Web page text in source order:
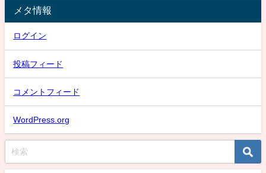
メタ情報
ログイン
投稿フィード
コメントフィード
WordPress.org